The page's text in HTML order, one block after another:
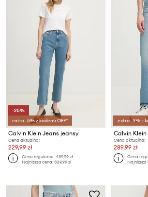
-25%
extra -5% z kodem: OFF*
Calvin Klein Jeans jeansy
Cena aktualna:
229,99 zł
Cena regularna:439,99 zł
Najniższa cena:309,99 zł
extra -5% z
Calvin
Cena aktualna:
289,99 zł
Cena
Najniższa